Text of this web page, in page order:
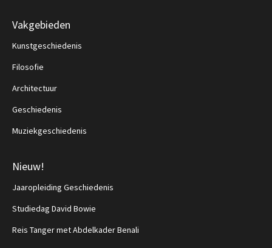
Vakgebieden
Kunstgeschiedenis
Filosofie
Architectuur
Geschiedenis
Muziekgeschiedenis
Nieuw!
Jaaropleiding Geschiedenis
Studiedag David Bowie
Reis Tanger met Abdelkader Benali